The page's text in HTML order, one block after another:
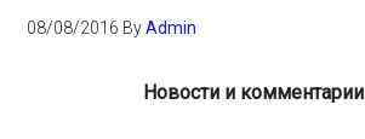
08/08/2016 ByAdmin
Новости и комментарии